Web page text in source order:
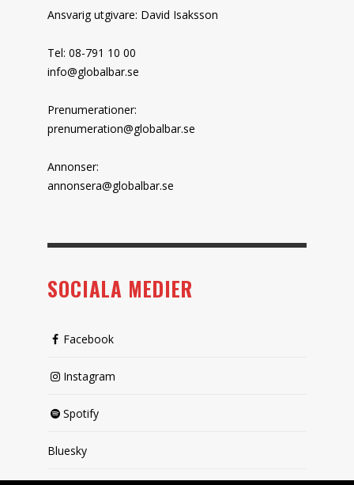
Ansvarig utgivare: David Isaksson
Tel: 08-791 10 00
info@globalbar.se
Prenumerationer:
prenumeration@globalbar.se
Annonser:
annonsera@globalbar.se
SOCIALA MEDIER
Facebook
Instagram
Spotify
Bluesky